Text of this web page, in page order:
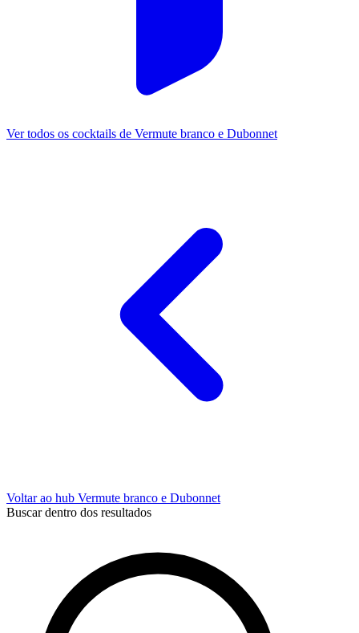
Ver todos os cocktails de Vermute branco e Dubonnet
Voltar ao hub Vermute branco e Dubonnet
Buscar dentro dos resultados